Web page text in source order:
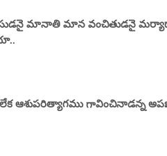
మానాతి మాన వంచితుడనై
ఆశుపరిత్యాగము గావించినాడన్న